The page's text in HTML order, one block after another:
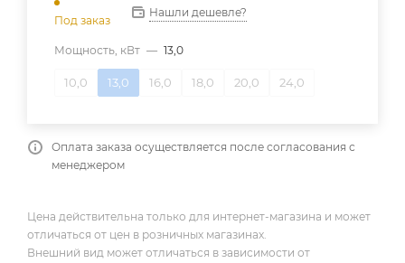
Под заказ
Нашли дешевле?
Мощность, кВт — 13,0
10,0 13,0 16,0 18,0 20,0 24,0
Оплата заказа осуществляется после согласования с
менеджером
Цена действительна только для интернет-магазина и может
отличаться от цен в розничных магазинах.
Внешний вид может отличаться в зависимости от